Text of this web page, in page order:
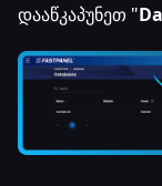
დააწკაპუნეთ "